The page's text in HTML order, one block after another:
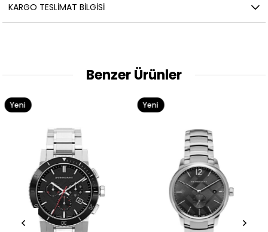
KARGO TESLIMAT BILGISI
Benzer Ürünler